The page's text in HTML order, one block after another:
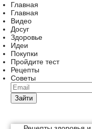
Главная
Главная
Видео
Досуг
Здоровье
Идеи
Покупки
Пройдите тест
Рецепты
Советы
Зайти